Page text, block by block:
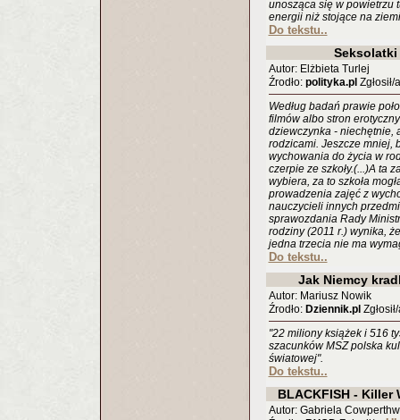
unosząca się w powietrzu
energii niż stojące na
Do tekstu..
Autor: Elżbieta Turlej
Źrodło: polityka.pl Zgłosił/
Według badań prawie
filmów albo stron
dziewczynka - niechętnie,
rodzicami. Jeszcze mniej,
wychowania do życia w
czerpie ze szkoły.(...)A ta
wybiera, za to szkoła
prowadzenia zajęć z
nauczycieli innych
sprawozdania Rady
rodziny (2011 r.) wynika,
jedna trzecia nie ma
Do tekstu..
Jak Niemcy
Autor: Mariusz Nowik
Źrodło: Dziennik.pl
"22 miliony książek i 516
szacunków MSZ polska
światowej".
Do tekstu..
BLACKFISH - Killer
Autor: Gabriela